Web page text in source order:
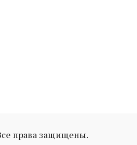
нога на ногу тест
права защищены.